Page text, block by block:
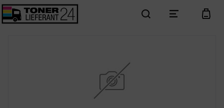
search menu cart